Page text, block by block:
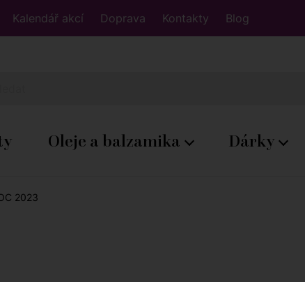
Kalendář akcí Doprava Kontakty Blog
Oleje a balzamika Dárky
2023